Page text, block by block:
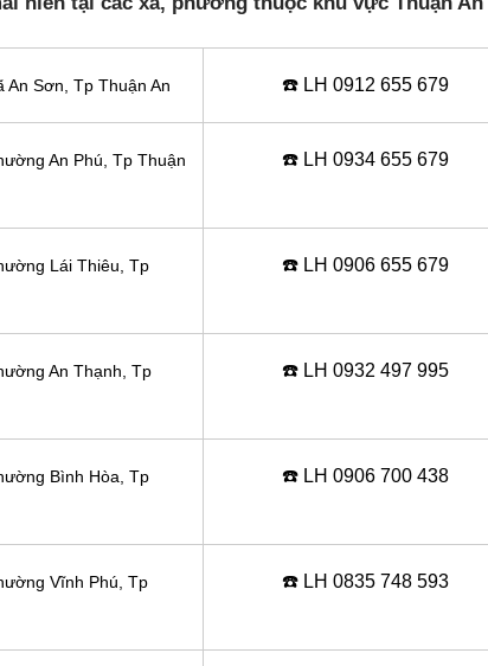
An Sơn , Tp Thuận An ☎️ LH 0912 655 679
An Phú , Tp Thuận
☎️ LH 0934 655 679
Lái Thiêu , Tp
☎️ LH 0906 655 679
An Thạnh , Tp
☎️ LH 0932 497 995
Bình Hòa , Tp
☎️ LH 0906 700 438
Vĩnh Phú , Tp
☎️ LH 0835 748 593